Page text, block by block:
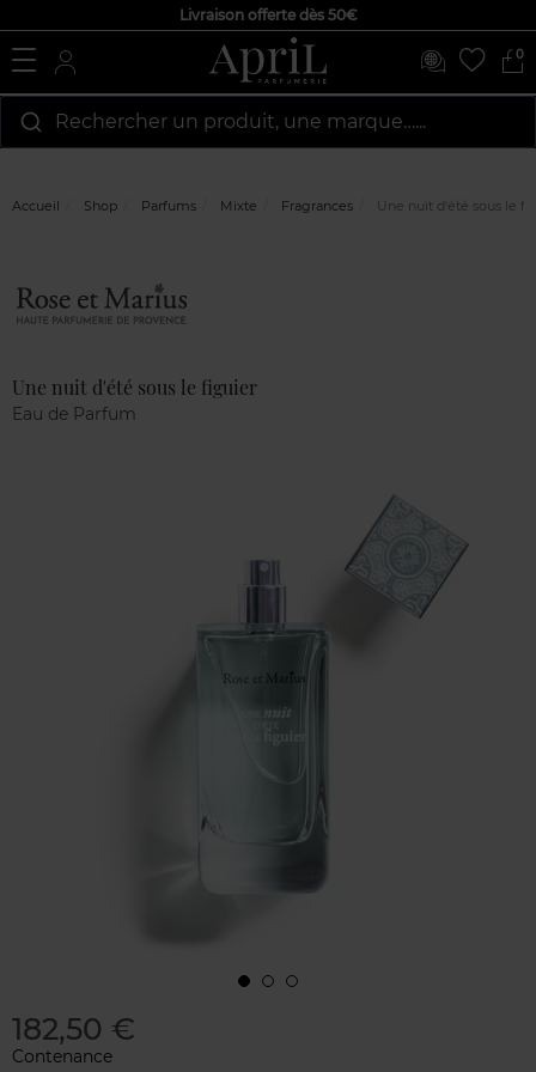
Livraison offerte dès 50€
0
Rechercher un produit, une marque…...
Accueil Shop Parfums Mixte Fragrances Une nuit d'été sous le
Une nuit d'été sous le figuier
Eau de Parfum
182,50 €
Contenance